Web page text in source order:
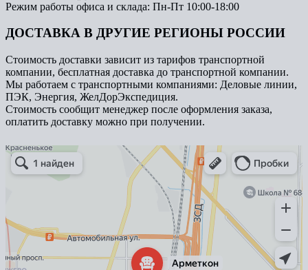
Режим работы офиса и склада: Пн-Пт 10:00-18:00
ДОСТАВКА В ДРУГИЕ РЕГИОНЫ РОССИИ
Стоимость доставки зависит из тарифов транспортной
компании, бесплатная доставка до транспортной компании.
Мы работаем с транспортными компаниями: Деловые линии,
ПЭК, Энергия, ЖелДорЭкспедиция.
Стоимость сообщит менеджер после оформления заказа,
оплатить доставку можно при получении.
Арметкон
Металлическая мебель в Санкт‑Петербурге
Торговое оборудование в Санкт‑Петербурге